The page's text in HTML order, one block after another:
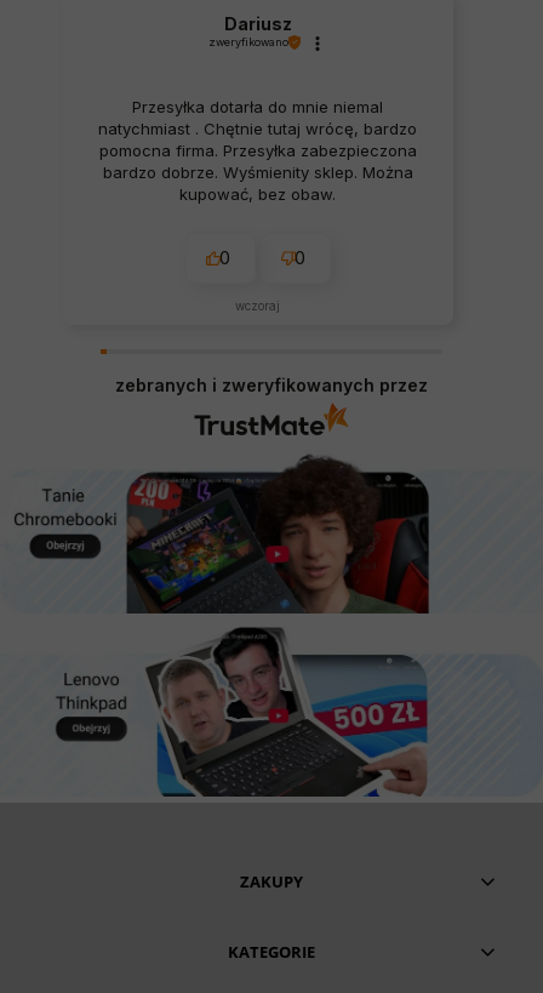
Dariusz
zweryfikowano
Przesyłka dotarła do mnie niemal
natychmiast . Chętnie tutaj wrócę, bardzo
pomocna firma. Przesyłka zabezpieczona
bardzo dobrze. Wyśmienity sklep. Można
kupować, bez obaw.
0 0
wczoraj
zebranych i zweryfikowanych przez
ZAKUPY
KATEGORIE